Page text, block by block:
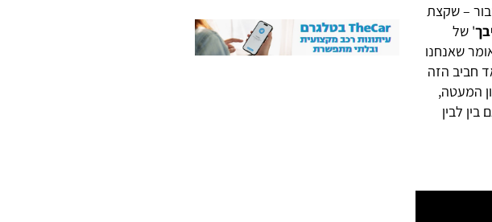
– שקצת
' של
שאנחנו
חביב הזה
המעטה,
לבין